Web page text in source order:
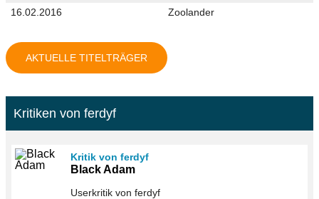
16.02.2016
Zoolander
AKTUELLE TITELTRÄGER
Kritiken von ferdyf
Kritik von ferdyf
Black Adam
Userkritik von ferdyf